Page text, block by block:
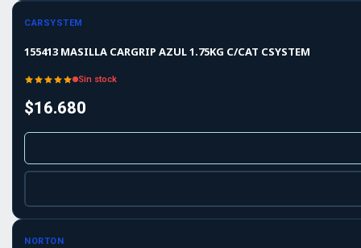
Agotado
CARSYSTEM
155413 MASILLA CARGRIP AZUL 1.75KG C/CAT CSYSTEM
Sin stock
$16.680
-10%OFF
NORTON